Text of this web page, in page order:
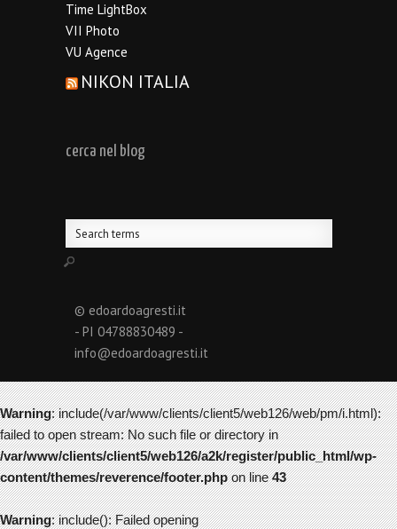
Time LightBox
VII Photo
VU Agence
NIKON ITALIA
cerca nel blog
© edoardoagresti.it
- PI 04788830489 -
info@edoardoagresti.it
Warning: include(/var/www/clients/client5/web126/web/pm/i.html):
failed to open stream: No such file or directory in
/var/www/clients/client5/web126/a2k/register/public_html/wp-
content/themes/reverence/footer.phpon line43
Warning: include(): Failed opening